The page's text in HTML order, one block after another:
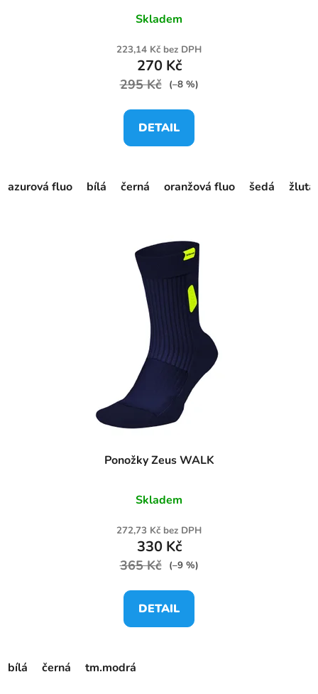
Skladem
223,14 Kč bez DPH
270 Kč
295 Kč (–8 %)
DETAIL
azurová fluo bílá černá oranžová fluo šedá
Ponožky Zeus WALK
Skladem
272,73 Kč bez DPH
330 Kč
365 Kč (–9 %)
DETAIL
bílá černá tm.modrá